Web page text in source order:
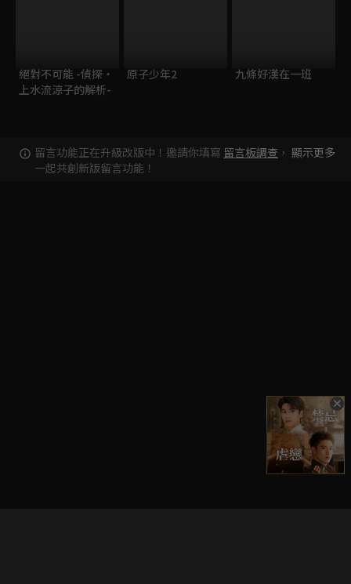
絕對不可能 -偵探・
上水流涼子的解析-
原子少年2 九條好漢在一班
留言功能正在升級改版中！邀請你填寫 留言板調查 ，
一起共創新版留言功能！
顯示更多